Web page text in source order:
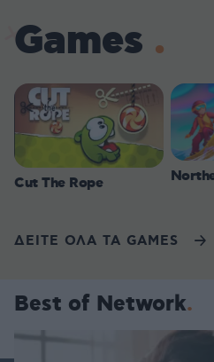
Games
Cut The Rope
ΔΕΙΤΕ ΟΛΑ ΤΑ GAMES
Best of Network